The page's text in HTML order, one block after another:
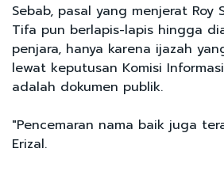
Sebab, pasal yang menjerat Roy
Tifa pun berlapis-lapis hingga
penjara, hanya karena ijazah
lewat keputusan Komisi
adalah dokumen publik.
"Pencemaran nama baik juga
Erizal.